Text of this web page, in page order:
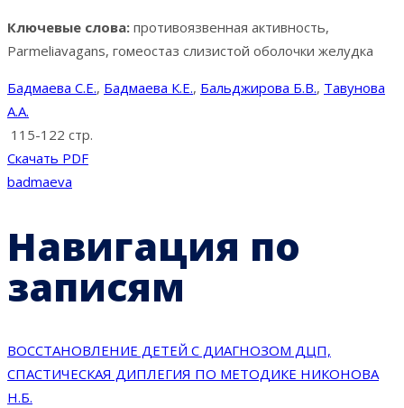
Ключевые слова: противоязвенная активность,
Parmeliavagans, гомеостаз слизистой оболочки желудка
Бадмаева С.Е., Бадмаева К.Е., Бальджирова Б.В., Тавунова
А.А.
115-122 стр.
Скачать PDF
badmaeva
Навигация по
записям
ВОССТАНОВЛЕНИЕ ДЕТЕЙ С ДИАГНОЗОМ ДЦП,
СПАСТИЧЕСКАЯ ДИПЛЕГИЯ ПО МЕТОДИКЕ НИКОНОВА
Н.Б.